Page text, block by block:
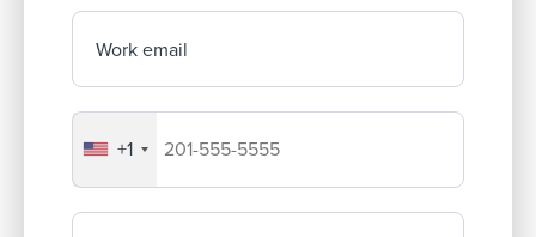
Work email
Your company's phone number
+1